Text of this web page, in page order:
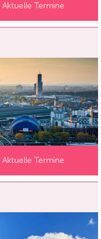
Aktuelle Termine
Aktuelle Termine